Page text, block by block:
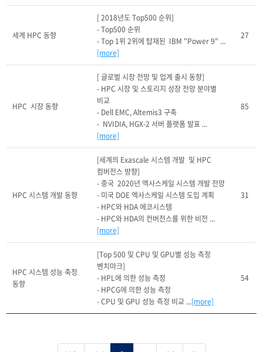
세계 HPC 동향
[ 2018년도 Top500 순위]
- Top500 순위
- Top 1위 2위에 탑재된  IBM "Power 9" ...
[more]
27
HPC  시장 동향
[ 글로벌 시장 전망 및 업계 출시 동향]
- HPC 시장 및 스토리지 성장 전망 분야별
비교
- Dell EMC, Altemis3 구축
-  NVIDIA, HGX-2 서버 플랫폼 발표 ...
[more]
85
HPC 시스템 개발 동향
[세계의 Exascale 시스템 개발  및 HPC
컴버전스 방향]
- 중국  2020년 엑사스케일 시스템 개발 전망
- 미국 DOE 엑사스케일 시스템 도입 계획
- HPC와 HDA 에코시스템
- HPC와 HDA의 컨버전스를 위한 비전 ...
[more]
31
HPC 시스템 성능 축정
동향
[Top 500 및 CPU 및 GPU별 성능 측정
벤치마크]
- HPL에 의한 성능 측정
- HPCG에 의한 성능 측정
- CPU 및 GPU 성능 측정 비교 ...[more]
54